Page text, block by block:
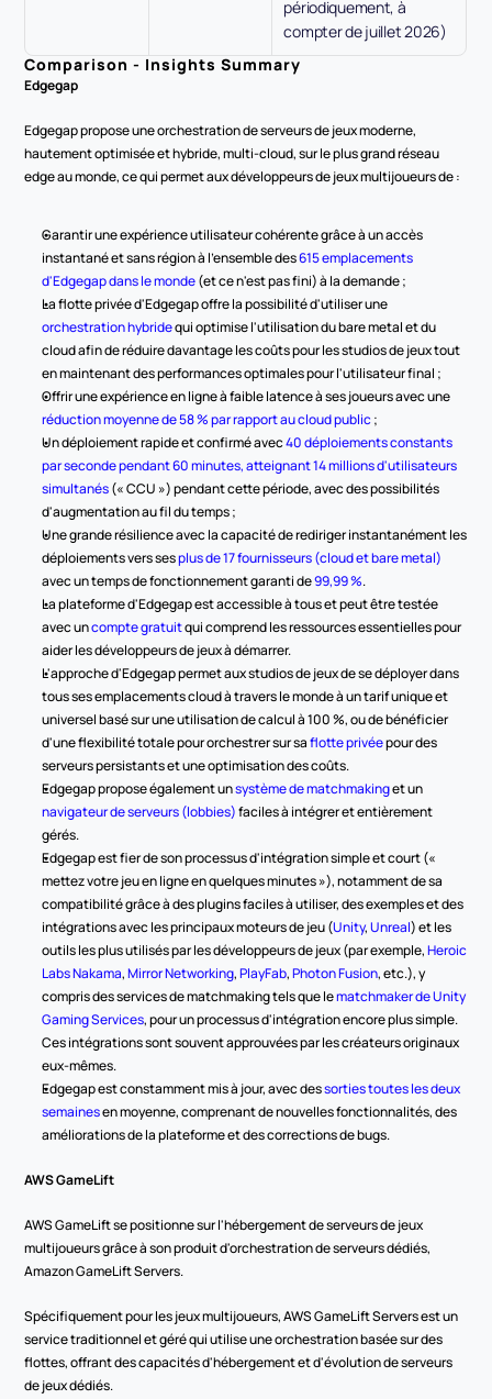
périodiquement, à
compter de juillet 2026)
Comparison - Insights Summary
Edgegap
Edgegap propose une orchestration de serveurs de jeux moderne,
hautement optimisée et hybride, multi-cloud, sur le plus grand réseau
edge au monde, ce qui permet aux développeurs de jeux multijoueurs de :
Garantir une expérience utilisateur cohérente grâce à un accès
instantané et sans région à l'ensemble des 615 emplacements
d'Edgegap dans le monde (et ce n'est pas fini) à la demande ;
orchestration hybride qui optimise l'utilisation du bare metal et du
cloud afin de réduire davantage les coûts pour les studios de jeux tout
en maintenant des performances optimales pour l'utilisateur final ;
réduction moyenne de 58 % par rapport au cloud public ;
Un déploiement rapide et confirmé avec 40 déploiements constants
par seconde pendant 60 minutes, atteignant 14 millions d'utilisateurs
simultanés (« CCU ») pendant cette période, avec des possibilités
d'augmentation au fil du temps ;
Une grande résilience avec la capacité de rediriger instantanément les
déploiements vers ses plus de 17 fournisseurs (cloud et bare metal)
avec un temps de fonctionnement garanti de 99,99 %.
La plateforme d'Edgegap est accessible à tous et peut être testée
avec un compte gratuit qui comprend les ressources essentielles pour
aider les développeurs de jeux à démarrer.
L'approche d'Edgegap permet aux studios de jeux de se déployer dans
tous ses emplacements cloud à travers le monde à un tarif unique et
universel basé sur une utilisation de calcul à 100 %, ou de bénéficier
d'une flexibilité totale pour orchestrer sur sa flotte privée pour des
serveurs persistants et une optimisation des coûts.
Edgegap propose également un système de matchmaking
navigateur de serveurs (lobbies) faciles à intégrer et entièrement
gérés.
Edgegap est fier de son processus d'intégration simple et court («
mettez votre jeu en ligne en quelques minutes »), notamment de sa
compatibilité grâce à des plugins faciles à utiliser, des exemples et des
intégrations avec les principaux moteurs de jeu (Unity, Unreal) et les
outils les plus utilisés par les développeurs de jeux (par exemple, Heroic
Labs Nakama, Mirror Networking, PlayFab, Photon Fusion, etc.), y
compris des services de matchmaking tels que le matchmaker de Unity
Gaming Services, pour un processus d'intégration encore plus simple.
Ces intégrations sont souvent approuvées par les créateurs originaux
eux-mêmes.
Edgegap est constamment mis à jour, avec des sorties toutes les deux
semaines en moyenne, comprenant de nouvelles fonctionnalités, des
améliorations de la plateforme et des corrections de bugs.
AWS GameLift
AWS GameLift se positionne sur l'hébergement de serveurs de jeux
multijoueurs grâce à son produit d'orchestration de serveurs dédiés,
Amazon GameLift Servers.
Spécifiquement pour les jeux multijoueurs, AWS GameLift Servers est un
service traditionnel et géré qui utilise une orchestration basée sur des
flottes, offrant des capacités d'hébergement et d'évolution de serveurs
de jeux dédiés.